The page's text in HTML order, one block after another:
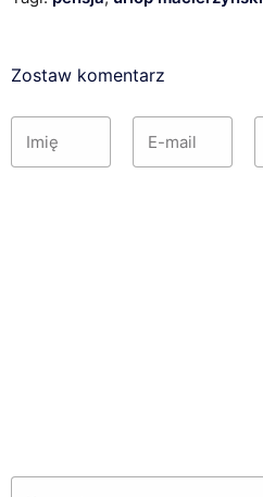
Zostaw komentarz